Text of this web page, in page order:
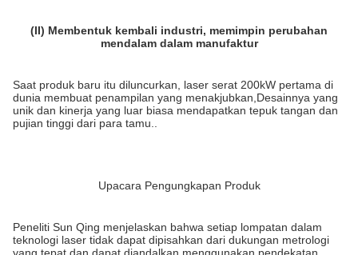
(II) Membentuk kembali industri, memimpin perubahan
mendalam dalam manufaktur
Saat produk baru itu diluncurkan, laser serat 200kW pertama di
dunia membuat penampilan yang menakjubkan,Desainnya yang
unik dan kinerja yang luar biasa mendapatkan tepuk tangan dan
pujian tinggi dari para tamu..
Upacara Pengungkapan Produk
Peneliti Sun Qing menjelaskan bahwa setiap lompatan dalam
teknologi laser tidak dapat dipisahkan dari dukungan metrologi
yang tepat dan dapat diandalkan.menggunakan pendekatan